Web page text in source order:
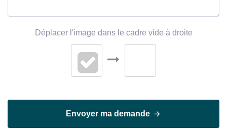
Déplacer l'image dans le cadre vide à droite
Envoyer ma demande